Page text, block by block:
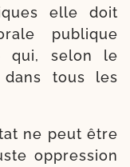
elle doit
publique
qui, selon le
tous les
ne peut être
oppres­sion